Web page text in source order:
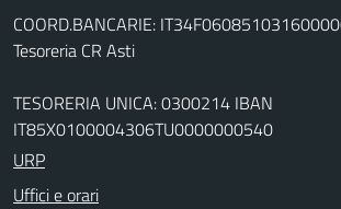
COORD.BANCARIE:
Tesoreria CR Asti
TESORERIA UNICA: 0300214 IBAN
IT85X0100004306TU0000000540
URP
Uffici e orari